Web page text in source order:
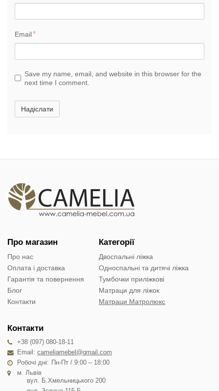
Email
Save my name, email, and website in this browser for the
next time I comment.
Надіслати
Про магазин
Про нас
Оплата і доставка
Гарантія та повернення
Блог
Контакти
Категорії
Двоспальні ліжка
Односпальні та дитячі ліжка
Тумбочки приліжкові
Матраци для ліжок
Матраци Матролюкс
Контакти
+38 (097) 080-18-11
Email: cameliamebel@gmail.com
Робочі дні:
Пн-Пт / 9:00 – 18:00
м. Львів
вул. Б.Хмельницького 200